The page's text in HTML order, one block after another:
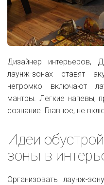
Дизайнер
лаунж-зонах ставят
негромко включают
мантры. Легкие напевы,
сознание. Главное, не
Идеи
зоны в
Организовать лаунж-